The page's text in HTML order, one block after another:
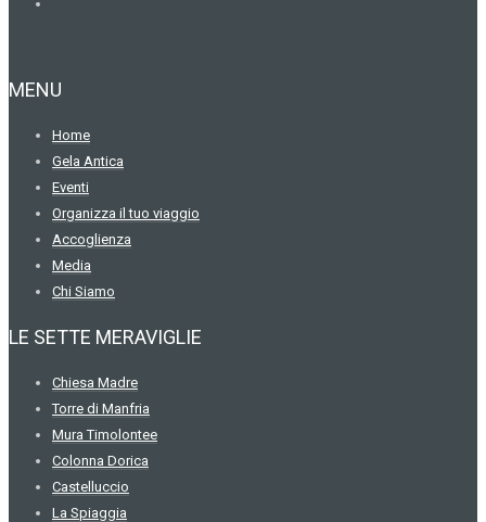
MENU
Home
Gela Antica
Eventi
Organizza il tuo viaggio
Accoglienza
Media
Chi Siamo
LE SETTE MERAVIGLIE
Chiesa Madre
Torre di Manfria
Mura Timolontee
Colonna Dorica
Castelluccio
La Spiaggia